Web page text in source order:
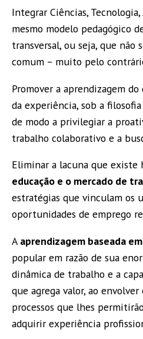
Integrar Ciências,
mesmo modelo pedagógico
transversal, ou seja, que não
comum – muito pelo
Promover a aprendizagem
da experiência, sob a filosofia
de modo a privilegiar a
trabalho colaborativo e a
Eliminar a lacuna que existe
educação e o mercado de
estratégias que vinculam os
oportunidades de emprego
A aprendizagem baseada
popular em razão de sua
dinâmica de trabalho e a
que agrega valor, ao
processos que lhes
adquirir experiência